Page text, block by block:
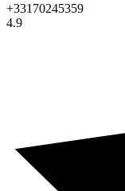
+33170245359
4.9